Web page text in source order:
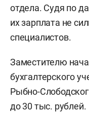
отдела. Судя по
их зарплата не
специалистов.
Заместителю
бухгалтерского
Рыбно-
до 30 тыс. рублей.